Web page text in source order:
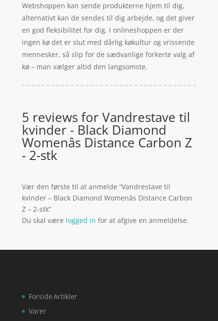
Webshoppen kan sende produkterne hjem til dig,
alternativt kan de sendes til dig arbejde, og det giver
en god fleksibilitet for dig. I onlineshoppen er der
ingen kø det er slut med dårlig køkultur og vrissende
mennesker, så slip for de sædvanlige forkerte valg af
kø – man vælger altid den langsomste.
5 reviews forVandrestave til
kvinder - Black Diamond
Womenâs Distance Carbon Z
- 2-stk
Vær den første til at anmelde “Vandrestave til
kvinder – Black Diamond Womenâs Distance Carbon
Z – 2-stk”
Du skal være logged in for at afgive en anmeldelse.
Forside
Varer
Artikler